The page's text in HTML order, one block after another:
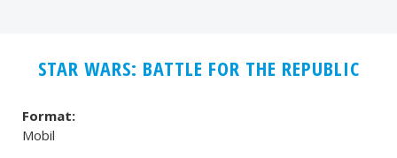
STAR WARS: BATTLE FOR THE REPUBLIC
Format:
Mobil